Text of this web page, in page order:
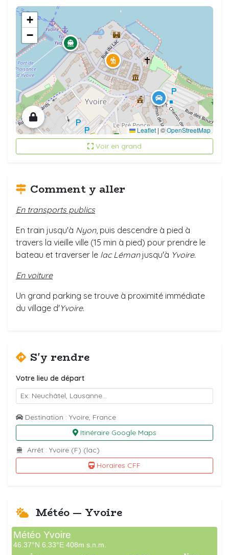
+
−
Leaflet | ©OpenStreetMap
Voir en grand
Comment y aller
En transports publics
En train jusqu'à Nyon, puis descendre à pied à
travers la vieille ville (15 min à pied) pour prendre le
bateau et traverser le lac Lémanjusqu'à Yvoire.
En voiture
Un grand parking se trouve à proximité immédiate
du village d'Yvoire.
S'y rendre
Votre lieu de départ
Destination : Yvoire, France
Itinéraire Google Maps
Arrêt : Yvoire (F) (lac)
Horaires CFF
Météo — Yvoire